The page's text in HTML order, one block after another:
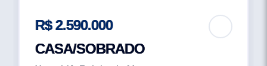
R$ 2.590.000
CASA/SOBRADO